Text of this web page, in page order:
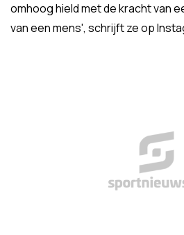
omhoog hield met de kracht van
van een mens', schrijft ze op